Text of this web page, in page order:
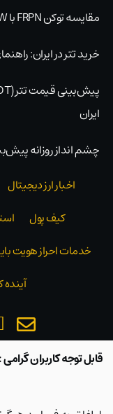
مقایسه توکن FRPN با FLOW واتریوم کلاسیک
خرید تتر در ایران:
ایران
چشم انداز روزانه
اخبار ارز دیجیتال
کیف پول
خدمات احراز هویت
قابل توجه کاربران